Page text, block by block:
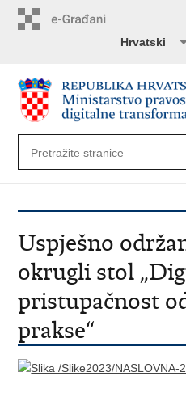
Hrvatski
Uspješno
okrugli stol
pristupačnost
prakse“